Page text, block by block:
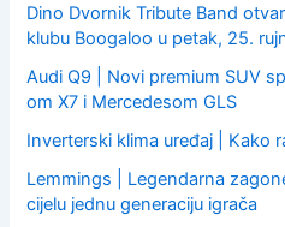
Dino Dvornik Tribute Band
klubu Boogaloo u petak, 25.
Audi Q9 | Novi premium SUV
om X7 i Mercedesom GLS
Inverterski klima uređaj | Kako
Lemmings | Legendarna
cijelu jednu generaciju igrača